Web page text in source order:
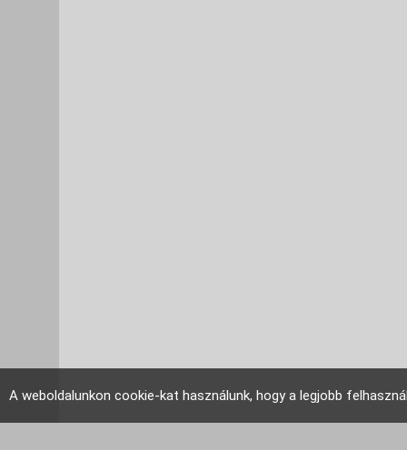
A weboldalunkon cookie-kat használunk, hogy a legjobb